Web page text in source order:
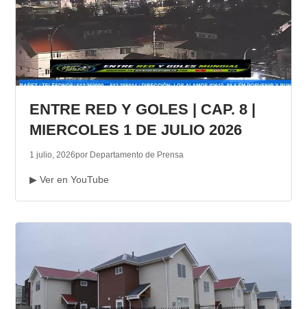
GALERIA DE FOTOS
APP MÓVIL
ENTRE RED Y GOLES | CAP. 8 |
MIERCOLES 1 DE JULIO 2026
1 julio, 2026por Departamento de Prensa
▶ Ver en YouTube